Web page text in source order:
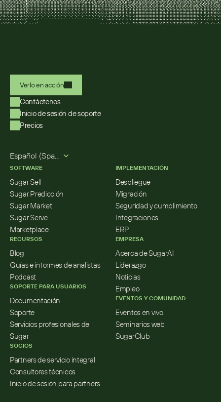
Verlo en acción
Contáctenos
Inicio de sesión de soporte
Precios
Español (Spanish)
SOFTWARE
Sugar Sell
Sugar Predicción
Sugar Market
Sugar Serve
Marketplace
RECURSOS
Blog
Guías e informes de analistas
Podcast
SOPORTE PARA USUARIOS
Documentación
Soporte
Servicios profesionales de
Sugar
SOCIOS
Partners de servicio integral
Consultores técnicos
Inicio de sesión para partners
IMPLEMENTACIÓN
Despliegue
Migración
Seguridad y cumplimiento
Integraciones
ERP
EMPRESA
Acerca de SugarAI
Liderazgo
Noticias
Empleo
EVENTOS Y COMUNIDAD
Eventos en vivo
Seminarios web
SugarClub